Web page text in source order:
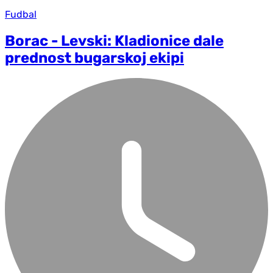
Fudbal
Borac - Levski: Kladionice dale
prednost bugarskoj ekipi